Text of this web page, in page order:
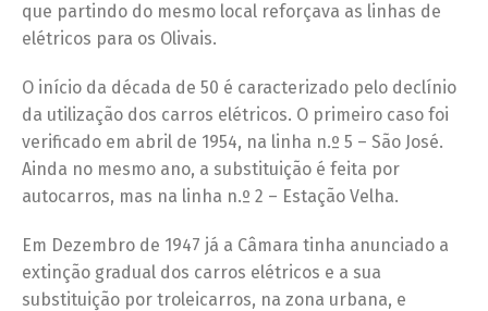
que partindo do mesmo local reforçava as linhas de
elétricos para os Olivais.
O início da década de 50 é caracterizado pelo declínio
da utilização dos carros elétricos. O primeiro caso foi
verificado em abril de 1954, na linha n.º 5 – São José.
Ainda no mesmo ano, a substituição é feita por
autocarros, mas na linha n.º 2 – Estação Velha.
Em Dezembro de 1947 já a Câmara tinha anunciado a
extinção gradual dos carros elétricos e a sua
substituição por troleicarros, na zona urbana, e